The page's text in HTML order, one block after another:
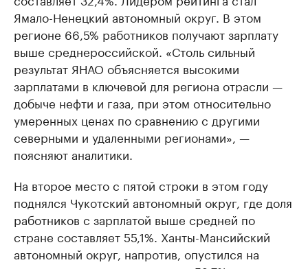
Ямало-Ненецкий автономный округ. В этом
регионе 66,5% работников получают зарплату
выше среднероссийской. «Столь сильный
результат ЯНАО объясняется высокими
зарплатами в ключевой для региона отрасли —
добыче нефти и газа, при этом относительно
умеренных ценах по сравнению с другими
северными и удаленными регионами», —
поясняют аналитики.
На второе место с пятой строки в этом году
поднялся Чукотский автономный округ, где доля
работников с зарплатой выше средней по
стране составляет 55,1%. Ханты-Мансийский
автономный округ, напротив, опустился на